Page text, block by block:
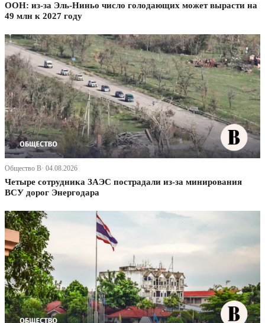
ООН: из-за Эль-Ниньо число голодающих может вырасти на
49 млн к 2027 году
Общество В· 04.08.2026
Четыре сотрудника ЗАЭС пострадали из-за минирования
ВСУ дорог Энергодара